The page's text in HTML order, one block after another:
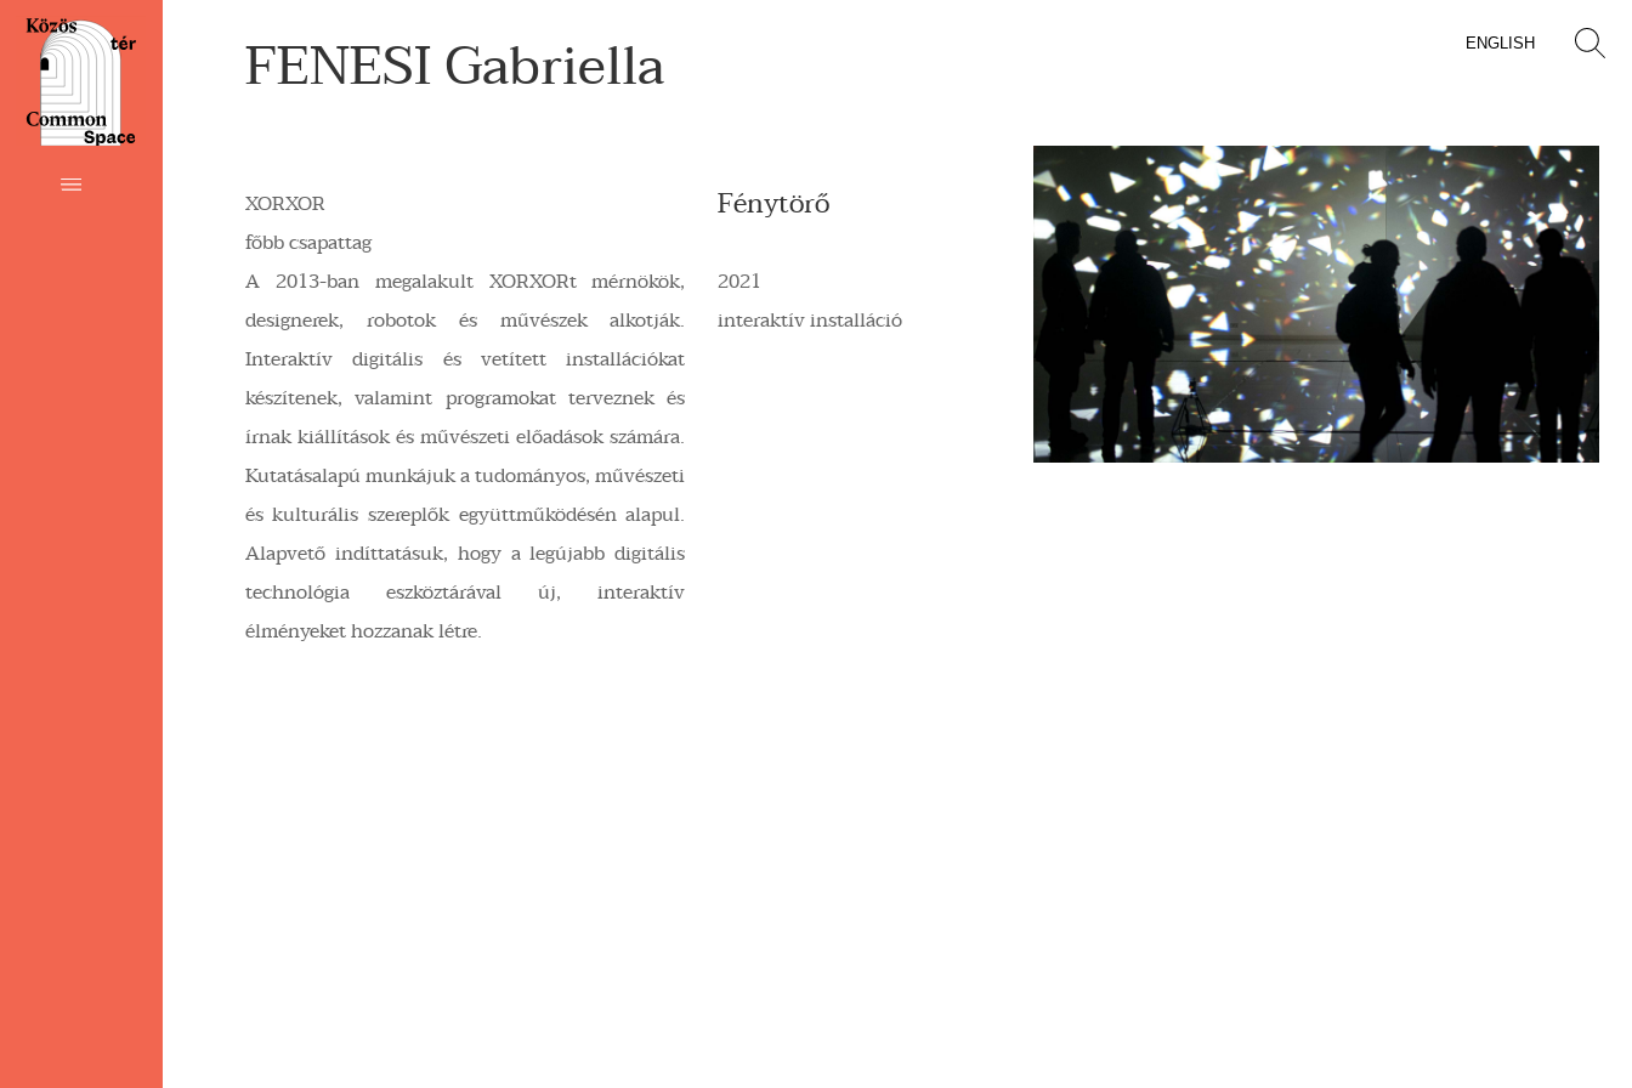
ENGLISH
FENESI Gabriella
XORXOR
főbb csapattag
A 2013-ban megalakult XORXORt mérnökök,
designerek, robotok és művészek alkotják.
Interaktív digitális és vetített installációkat
készítenek, valamint programokat terveznek és
írnak kiállítások és művészeti előadások számára.
Kutatásalapú munkájuk a tudományos, művészeti
és kulturális szereplők együttműködésén alapul.
Alapvető indíttatásuk, hogy a legújabb digitális
technológia eszköztárával új, interaktív
élményeket hozzanak létre.
Fénytörő
2021
interaktív installáció